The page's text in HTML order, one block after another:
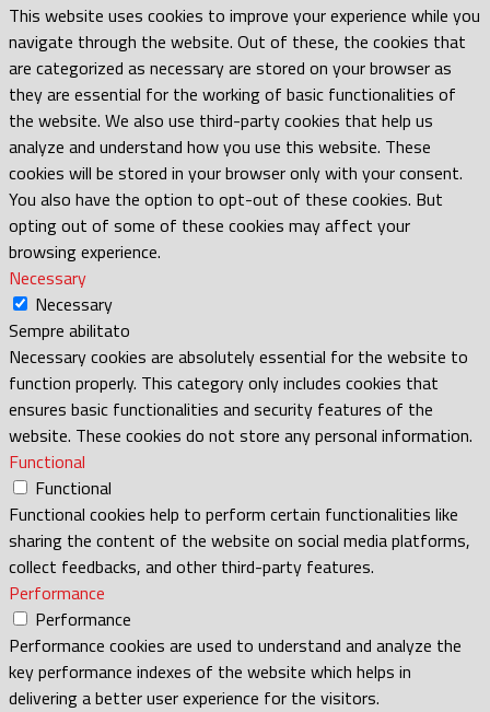
This website uses cookies to improve your experience while you
navigate through the website. Out of these, the cookies that
are categorized as necessary are stored on your browser as
they are essential for the working of basic functionalities of
the website. We also use third-party cookies that help us
analyze and understand how you use this website. These
cookies will be stored in your browser only with your consent.
You also have the option to opt-out of these cookies. But
opting out of some of these cookies may affect your
browsing experience.
Necessary
Necessary
Sempre abilitato
Necessary cookies are absolutely essential for the website to
function properly. This category only includes cookies that
ensures basic functionalities and security features of the
website. These cookies do not store any personal information.
Functional
Functional
Functional cookies help to perform certain functionalities like
sharing the content of the website on social media platforms,
collect feedbacks, and other third-party features.
Performance
Performance
Performance cookies are used to understand and analyze the
key performance indexes of the website which helps in
delivering a better user experience for the visitors.